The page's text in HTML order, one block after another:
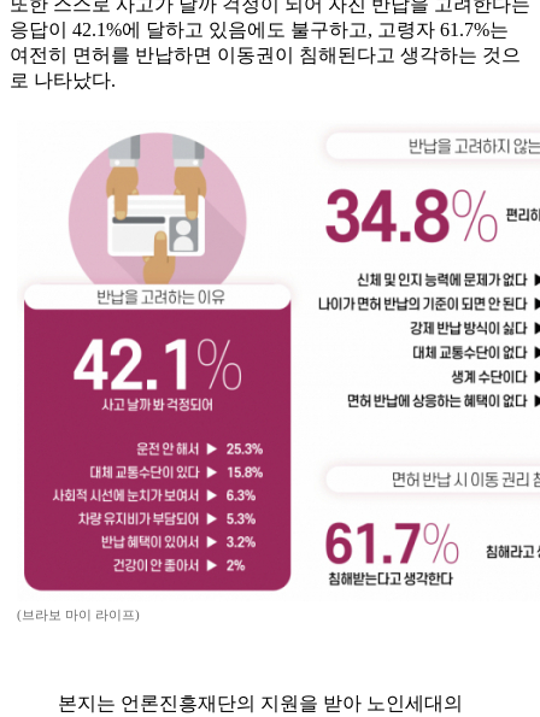
또한 스스로 사고가 날까 걱정이 되어 자진 반납을 고려한다는
응답이 42.1%에 달하고 있음에도 불구하고, 고령자 61.7%는
여전히 면허를 반납하면 이동권이 침해된다고 생각하는 것으
로 나타났다.
(브라보 마이 라이프)
본지는 언론진흥재단의 지원을 받아 노인세대의